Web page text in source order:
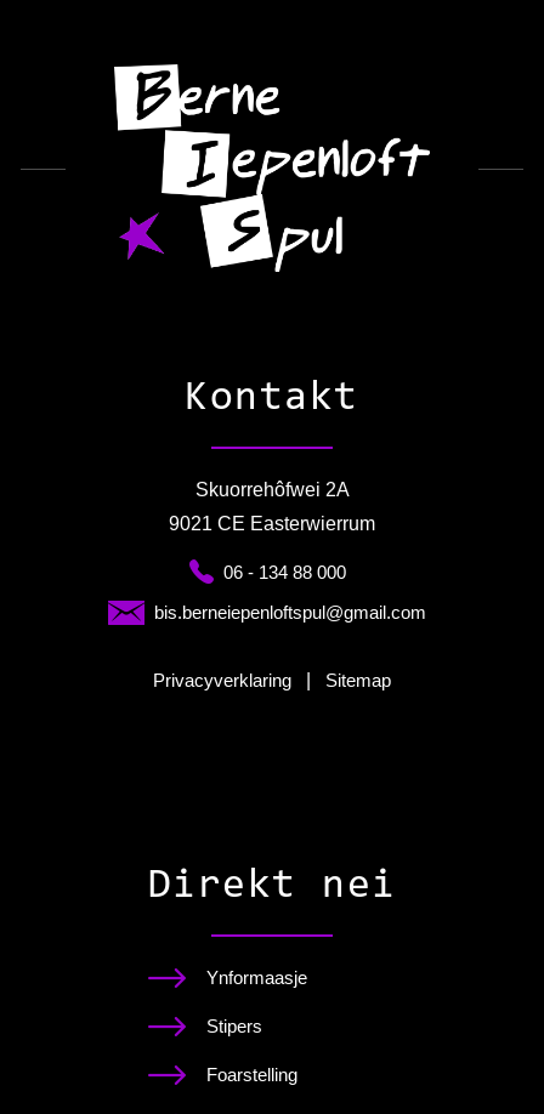
Kontakt
Skuorrehôfwei 2A
9021 CE Easterwierrum
06 - 134 88 000
bis.berneiepenloftspul@gmail.com
Privacyverklaring Sitemap
Direkt nei
Ynformaasje
Stipers
Foarstelling